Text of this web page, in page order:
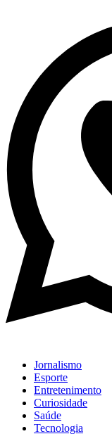
Jornalismo
Esporte
Entretenimento
Curiosidade
Saúde
Tecnologia